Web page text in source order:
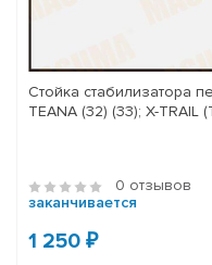
Стойка стабилизатора
TEANA (32) (33); X-TRAIL
0 отзывов
заканчивается
1 250 ₽